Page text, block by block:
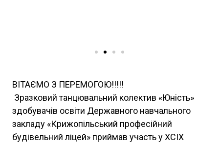
ВІТАЄМО З ПЕРЕМОГОЮ!!!!!
Зразковий танцювальний колектив «Юність»
здобувачів освіти Державного навчального
закладу «Крижопільський професійний
будівельний ліцей» приймав участь у ХСІХ